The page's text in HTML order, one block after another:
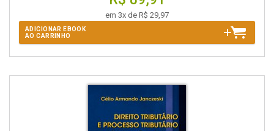
em 3x de R$ 29,97
ADICIONAR EBOOK
AO CARRINHO